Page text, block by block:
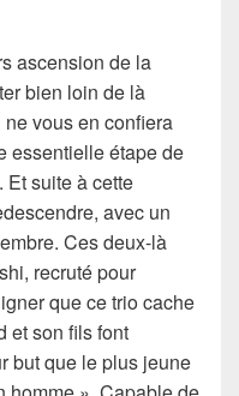
ascension de la
bien loin de là
vous en confiera
essentielle étape de
Et suite à cette
avec un
Ces deux-là
recruté pour
que ce trio cache
et son fils font
but que le plus jeune